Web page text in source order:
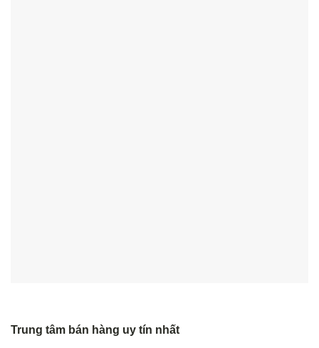
Trung tâm bán hàng uy tín nhất